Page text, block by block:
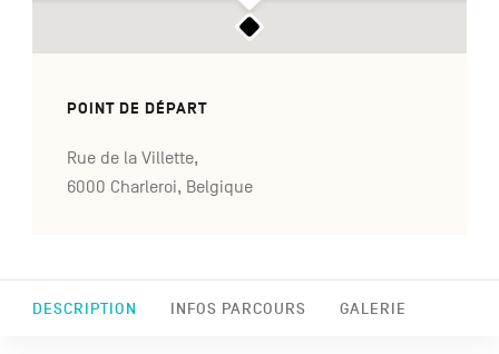
DESCRIPTION INFOS PARCOURS GALERIE
POINT DE DÉPART
Rue de la Villette,
6000 Charleroi, Belgique